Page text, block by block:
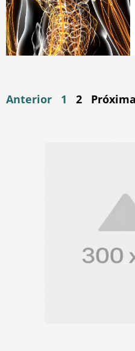
Anterior 1 2 Próxima